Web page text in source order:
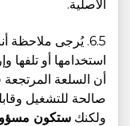
الأصلية.
6.5. يُرجى ملاحظة
استخدامها أو تلفها
أن السلعة
صالحة للتشغيل
ولكنك ستكون